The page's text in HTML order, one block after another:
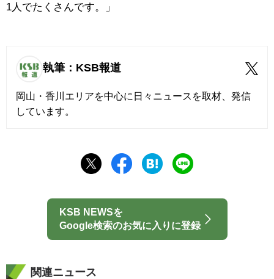
1人でたくさんです。」
執筆：KSB報道
岡山・香川エリアを中心に日々ニュースを取材、発信
しています。
KSB NEWSを
Google検索のお気に入りに登録
関連ニュース